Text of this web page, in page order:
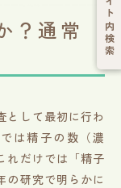
サイト内検索
？通常
として最初に行わ
は精子の数（濃
れだけでは「精子
の研究で明らかに